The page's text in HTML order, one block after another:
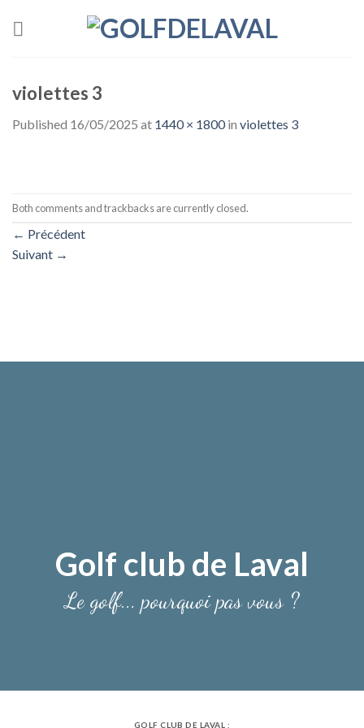
violettes 3
Published 16/05/2025 at 1440 × 1800in violettes 3
Both comments and trackbacks are currently closed.
← Précédent
Suivant →
Golf club de Laval
Le golf... pourquoi pas vous ?
GOLF CLUB DE LAVAL :